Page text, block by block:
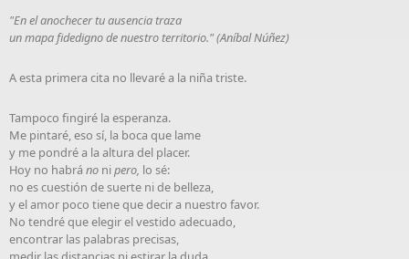
"En el anochecer tu ausencia traza
un mapa fidedigno de nuestro territorio." (Aníbal Núñez)
A esta primera cita no llevaré a la niña triste.
Tampoco fingiré la esperanza.
Me pintaré, eso sí, la boca que lame
y me pondré a la altura del placer.
Hoy no habrá no nipero, lo sé:
no es cuestión de suerte ni de belleza,
y el amor poco tiene que decir a nuestro favor.
No tendré que elegir el vestido adecuado,
encontrar las palabras precisas,